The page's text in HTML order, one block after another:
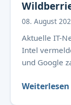
08. August
Aktuelle IT-
Intel
und Google